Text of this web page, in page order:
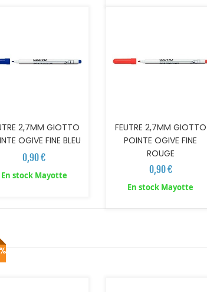
2,7MM GIOTTO
OGIVE FINE BLEU
0,90 €
En stock Mayotte
FEUTRE 2,7MM GIOTTO
POINTE OGIVE FINE
ROUGE
0,90 €
En stock Mayotte